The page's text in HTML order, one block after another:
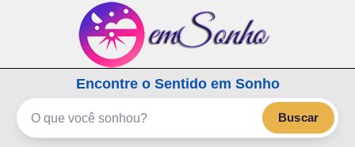
emSonho.com
Os sonhos significam mais
Encontre o Sentido em Sonho
Buscar